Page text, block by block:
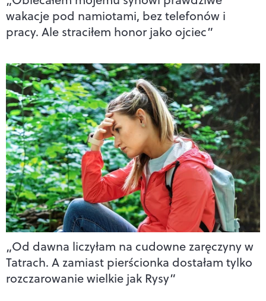
wakacje pod namiotami, bez telefonów i
pracy. Ale straciłem honor jako ojciec”
„Od dawna liczyłam na cudowne zaręczyny w
Tatrach. A zamiast pierścionka dostałam tylko
rozczarowanie wielkie jak Rysy”